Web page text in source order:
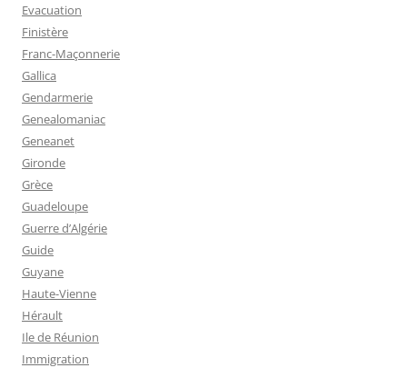
Evacuation
Finistère
Franc-Maçonnerie
Gallica
Gendarmerie
Genealomaniac
Geneanet
Gironde
Grèce
Guadeloupe
Guerre d’Algérie
Guide
Guyane
Haute-Vienne
Hérault
Ile de Réunion
Immigration